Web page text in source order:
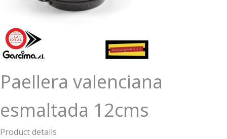
Paellera valenciana
esmaltada 12cms
Product details